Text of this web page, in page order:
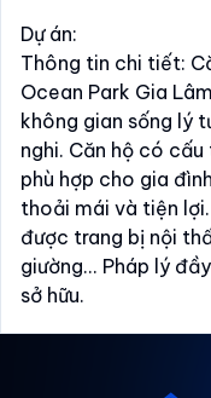
Dự án:
Thông tin chi tiết:
Ocean Park Gia
không gian sống lý
nghi. Căn hộ có
phù hợp cho gia
thoải mái và tiện
được trang bị nội
giường... Pháp lý
sở hữu.